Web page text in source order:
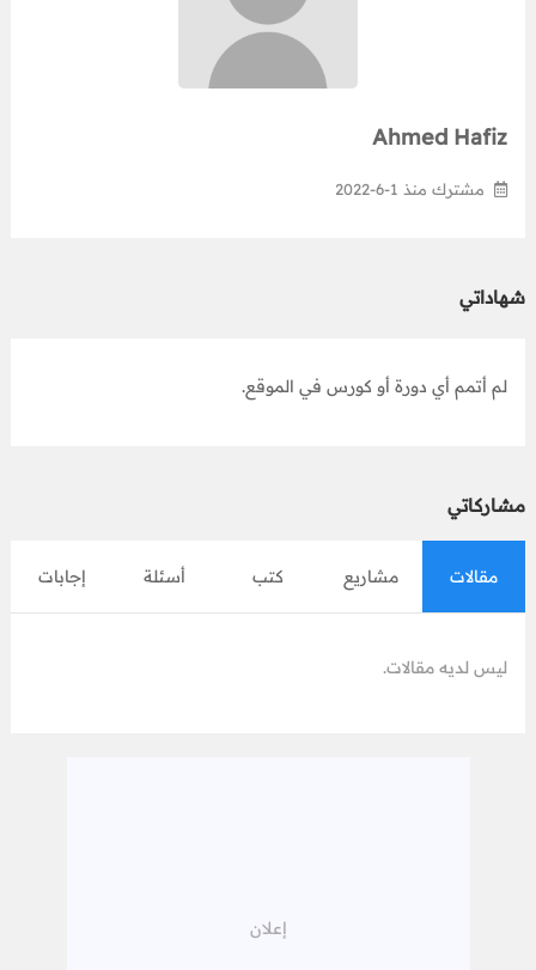
Ahmed Hafiz
مشترك منذ 1-6-2022
شهاداتي
لم أتمم أي دورة أو كورس في الموقع.
مشاركاتي
مقالات مشاريع كتب أسئلة إجابات
ليس لديه مقالات.